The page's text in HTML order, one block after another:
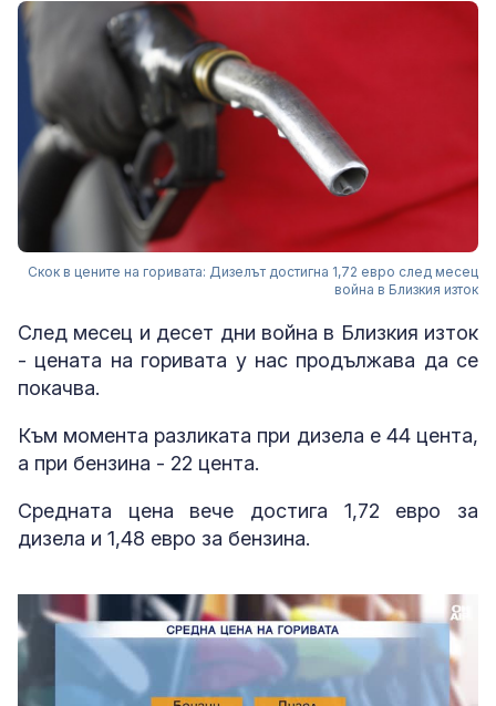
Скок в цените на горивата: Дизелът достигна 1,72 евро след месец
война в Близкия изток
След месец и десет дни война в Близкия изток
- цената на горивата у нас продължава да се
покачва.
Към момента разликата при дизела е 44 цента,
а при бензина - 22 цента.
Средната цена вече достига 1,72 евро за
дизела и 1,48 евро за бензина.